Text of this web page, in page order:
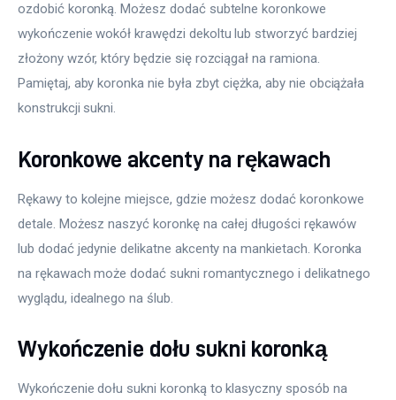
ozdobić koronką. Możesz dodać subtelne koronkowe
wykończenie wokół krawędzi dekoltu lub stworzyć bardziej
złożony wzór, który będzie się rozciągał na ramiona.
Pamiętaj, aby koronka nie była zbyt ciężka, aby nie obciążała
konstrukcji sukni.
Koronkowe akcenty na rękawach
Rękawy to kolejne miejsce, gdzie możesz dodać koronkowe
detale. Możesz naszyć koronkę na całej długości rękawów
lub dodać jedynie delikatne akcenty na mankietach. Koronka
na rękawach może dodać sukni romantycznego i delikatnego
wyglądu, idealnego na ślub.
Wykończenie dołu sukni koronką
Wykończenie dołu sukni koronką to klasyczny sposób na